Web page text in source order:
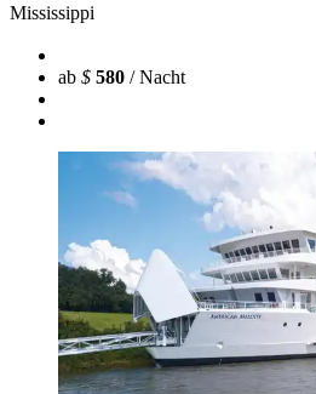
Mississippi
ab $ 580 / Nacht